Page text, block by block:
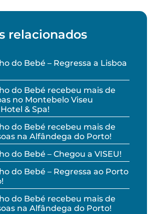
relacionados
do Bebé – Regressa a Lisboa
do Bebé recebeu mais de
no Montebelo Viseu
& Spa!
do Bebé recebeu mais de
na Alfândega do Porto!
do Bebé – Chegou a VISEU!
do Bebé – Regressa ao Porto
do Bebé recebeu mais de
na Alfândega do Porto!